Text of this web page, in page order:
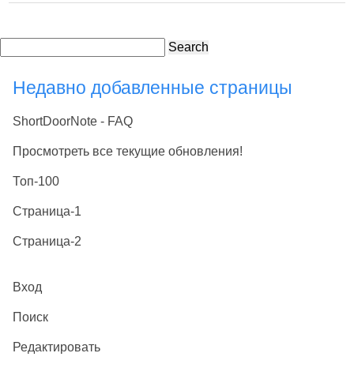
Search
Недавно добавленные страницы
ShortDoorNote - FAQ
Просмотреть все текущие обновления!
Топ-100
Страница-1
Страница-2
Вход
Поиск
Редактировать